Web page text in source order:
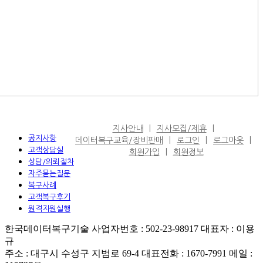
공지사항
고객상담실
상담/의뢰절차
자주묻는질문
복구사례
고객복구후기
원격지원실행
지사안내
지사모집/제휴
데이터복구교육/장비판매
로그인
로그아웃
회원가입
회원정보
한국데이터복구기술 사업자번호 : 502-23-98917 대표자 : 이용
규
주소 : 대구시 수성구 지범로 69-4 대표전화 : 1670-7991 메일 :